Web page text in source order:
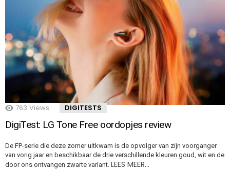
763 Views DIGITESTS
DigiTest: LG Tone Free oordopjes review
De FP-serie die deze zomer uitkwam is de opvolger van zijn voorganger
van vorig jaar en beschikbaar de drie verschillende kleuren goud, wit en de
door ons ontvangen zwarte variant. LEES MEER…